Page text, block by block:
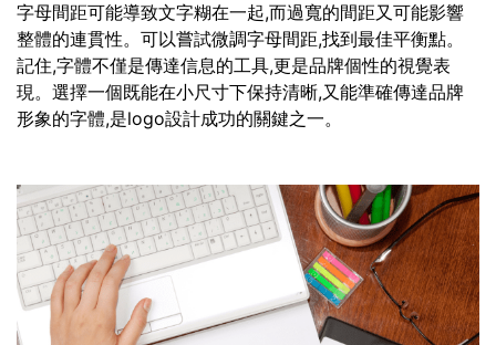
字母間距可能導致文字糊在一起,而過寬的間距又可能影響
整體的連貫性。可以嘗試微調字母間距,找到最佳平衡點。
記住,字體不僅是傳達信息的工具,更是品牌個性的視覺表
現。選擇一個既能在小尺寸下保持清晰,又能準確傳達品牌
形象的字體,是logo設計成功的關鍵之一。